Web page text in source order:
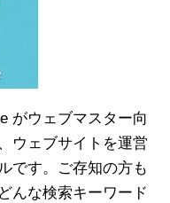
がウェブマスター向
ウェブサイトを運営
です。ご存知の方も
んな検索キーワード